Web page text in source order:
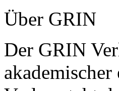
Über GRIN
Der GRIN